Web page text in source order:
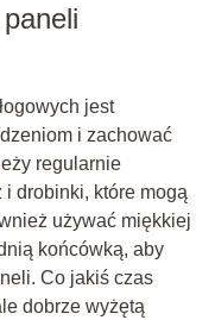
jest
i zachować
regularnie
i drobinki, które mogą
używać miękkiej
końcówką, aby
Co jakiś czas
dobrze wyżętą